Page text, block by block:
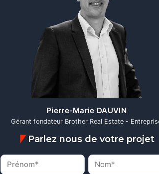
Pierre-Marie DAUVIN
Gérant fondateur Brother Real Estate -
Parlez nous de votre projet
Prénom*
(Nécessaire)
Nom*
(Nécessaire)